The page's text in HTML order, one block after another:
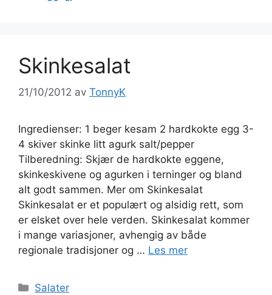
Skinkesalat
21/10/2012 av TonnyK
Ingredienser: 1 beger kesam 2 hardkokte egg 3-
4 skiver skinke litt agurk salt/pepper
Tilberedning: Skjær de hardkokte eggene,
skinkeskivene og agurken i terninger og bland
alt godt sammen. Mer om Skinkesalat
Skinkesalat er et populært og alsidig rett, som
er elsket over hele verden. Skinkesalat kommer
i mange variasjoner, avhengig av både
regionale tradisjoner og … Les mer
Kategorier
Salater